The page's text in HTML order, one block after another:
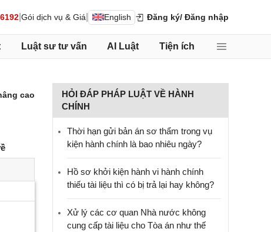
Gói dịch vụ & Giá English Đăng ký/ Đăng nhập
Luật sư tư vấn AI Luật Tiện ích
cao
HỎI ĐÁP PHÁP LUẬT VỀ HÀNH
CHÍNH
Thời hạn gửi bản án sơ thẩm trong vụ
kiện hành chính là bao nhiêu ngày?
Hồ sơ khởi kiện hành vi hành chính
thiếu tài liệu thì có bị trả lại hay không?
Xử lý các cơ quan Nhà nước không
cung cấp tài liệu cho Tòa án như thế